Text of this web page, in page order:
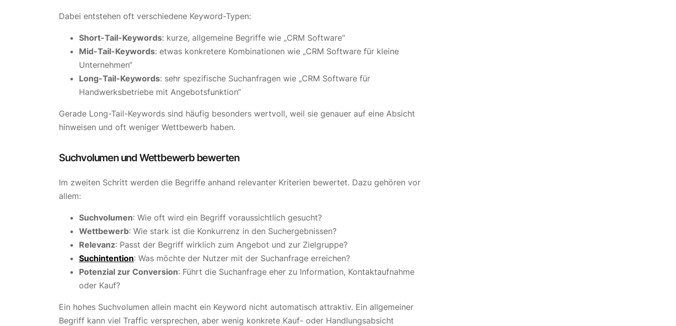
Dabei entstehen oft verschiedene Keyword-Typen:
Short-Tail-Keywords: kurze, allgemeine Begriffe wie „CRM Software“
Mid-Tail-Keywords: etwas konkretere Kombinationen wie „CRM Software für kleine
Unternehmen“
Long-Tail-Keywords: sehr spezifische Suchanfragen wie „CRM Software für
Handwerksbetriebe mit Angebotsfunktion“
Gerade Long-Tail-Keywords sind häufig besonders wertvoll, weil sie genauer auf eine Absicht
hinweisen und oft weniger Wettbewerb haben.
Suchvolumen und Wettbewerb bewerten
Im zweiten Schritt werden die Begriffe anhand relevanter Kriterien bewertet. Dazu gehören vor
allem:
Suchvolumen: Wie oft wird ein Begriff voraussichtlich gesucht?
Wettbewerb: Wie stark ist die Konkurrenz in den Suchergebnissen?
Relevanz: Passt der Begriff wirklich zum Angebot und zur Zielgruppe?
Suchintention: Was möchte der Nutzer mit der Suchanfrage erreichen?
Potenzial zur Conversion: Führt die Suchanfrage eher zu Information, Kontaktaufnahme
oder Kauf?
Ein hohes Suchvolumen allein macht ein Keyword nicht automatisch attraktiv. Ein allgemeiner
Begriff kann viel Traffic versprechen, aber wenig konkrete Kauf- oder Handlungsabsicht